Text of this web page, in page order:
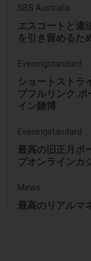
SBS Australia
エスコートと違
を引き留めるた
Eveningstandard
ショートストラ
プフルリンク
イン賭博
Eveningstandard
最高の旧正月ポ
プオンラインカ
Mews
最高のリアルマ